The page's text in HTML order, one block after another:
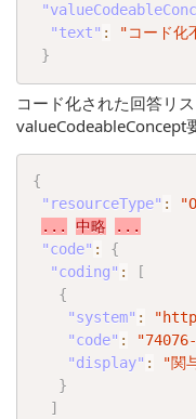
"text" :
"コード化
}
コード化された回答リ
valueCodeableConcept
{
"resourceType" :
...
中略
...
"code" :
{
"coding" :
[
{
"system" :
"code" :
"display" :
"関
}
]